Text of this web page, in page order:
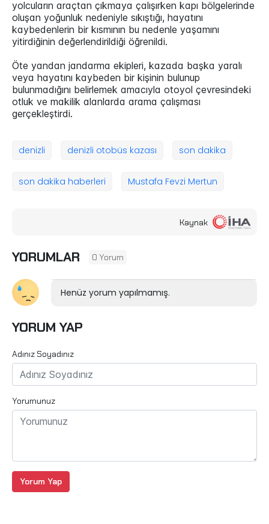
yolcuların araçtan çıkmaya çalışırken kapı bölgelerinde
oluşan yoğunluk nedeniyle sıkıştığı, hayatını
kaybedenlerin bir kısmının bu nedenle yaşamını
yitirdiğinin değerlendirildiği öğrenildi.
Öte yandan jandarma ekipleri, kazada başka yaralı
veya hayatını kaybeden bir kişinin bulunup
bulunmadığını belirlemek amacıyla otoyol çevresindeki
otluk ve makilik alanlarda arama çalışması
gerçekleştirdi.
denizli denizli otobüs kazası son dakika
son dakika haberleri Mustafa Fevzi Mertun
Kaynak
YORUMLAR 0 Yorum
Henüz yorum yapılmamış.
YORUM YAP
Adınız Soyadınız
Yorumunuz
Yorum Yap